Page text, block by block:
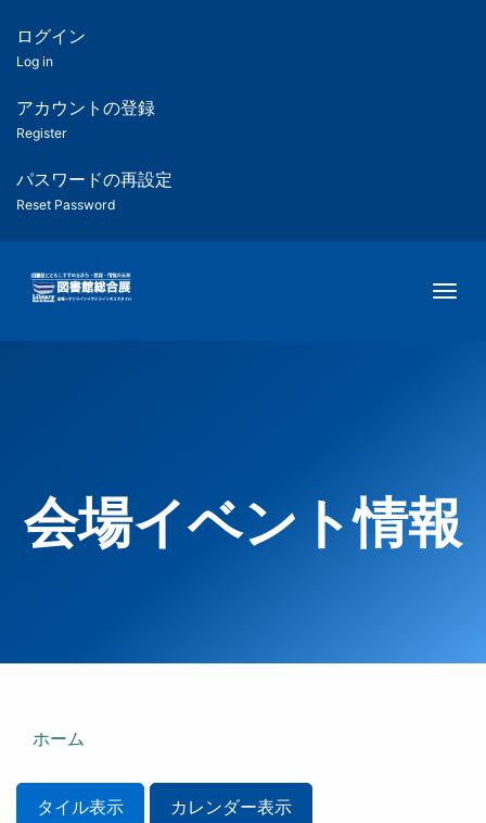
ツ
匿
名
ユ
ー
ー
用
メ
ログイン
Log in
アカウントの登録
Register
パスワードの再設定
Reset Password
会場イベント情報
ホーム
タイル表示 カレンダー表示